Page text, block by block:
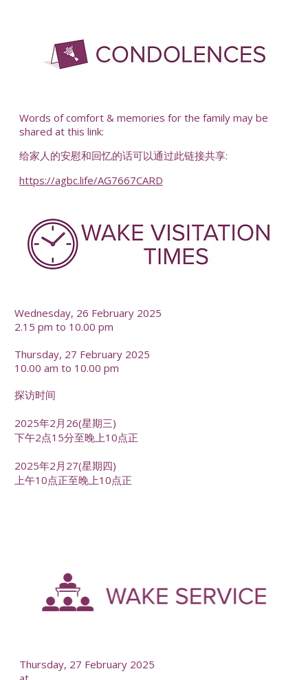
Words of comfort & memories for the family may be
shared at this link:
给家人的安慰和回忆的话可以通过此链接共享:
https://agbc.life/AG7667CARD
Wednesday, 26 February 2025
2.15 pm to 10.00 pm
Thursday, 27 February 2025
10.00 am to 10.00 pm
探访时间
2025年2月26(星期三)
下午2点15分至晚上10点正
2025年2月27(星期四)
上午10点正至晚上10点正
Thursday, 27 February 2025